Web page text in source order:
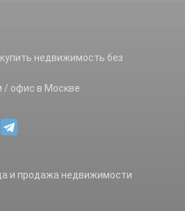
недвижимость без
/ офис в Москве